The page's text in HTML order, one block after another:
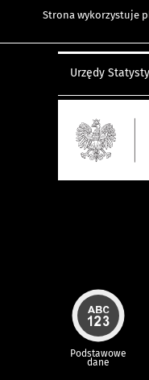
Strona wykorzystuje
Urzędy
Podstawowe
dane